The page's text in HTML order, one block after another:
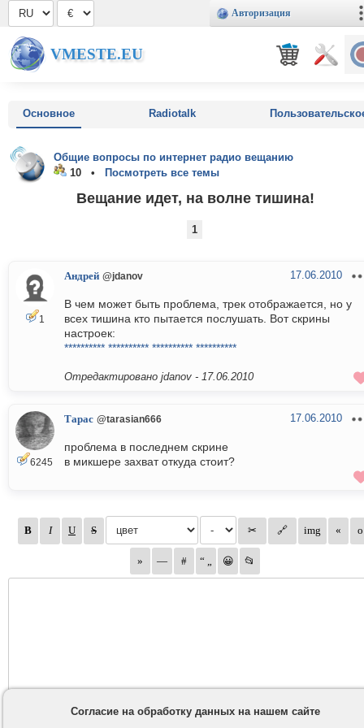
Авторизация
VMESTE.EU
Основное Radiotalk
Общие вопросы по интернет радио вещанию
10 •
Посмотреть все темы
Вещание идет, на волне тишина!
1
1
Андрей @jdanov 17.06.2010
В чем может быть проблема, трек отображается, но у
всех тишина кто пытается послушать. Вот скрины
настроек:
********** ********** ********** **********
Отредактировано jdanov - 17.06.2010
6245
Тарас @tarasian666 17.06.2010
проблема в последнем скрине
в микшере захват откуда стоит?
Согласие на обработку данных на нашем сайте